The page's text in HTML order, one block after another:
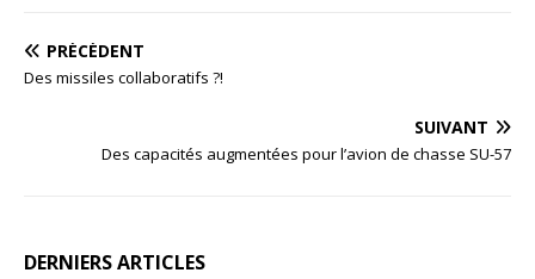
PRÉCÉDENT
Des missiles collaboratifs ?!
SUIVANT
Des capacités augmentées pour l’avion de chasse SU-57
DERNIERS ARTICLES